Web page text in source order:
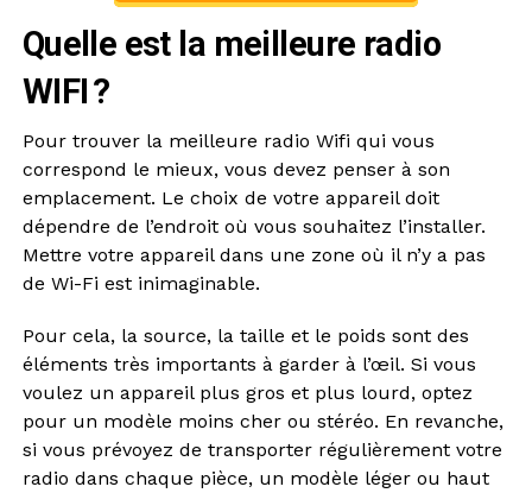
Quelle est la meilleure radio
WIFI ?
Pour trouver la meilleure radio Wifi qui vous
correspond le mieux, vous devez penser à son
emplacement. Le choix de votre appareil doit
dépendre de l’endroit où vous souhaitez l’installer.
Mettre votre appareil dans une zone où il n’y a pas
de Wi-Fi est inimaginable.
Pour cela, la source, la taille et le poids sont des
éléments très importants à garder à l’œil. Si vous
voulez un appareil plus gros et plus lourd, optez
pour un modèle moins cher ou stéréo. En revanche,
si vous prévoyez de transporter régulièrement votre
radio dans chaque pièce, un modèle léger ou haut